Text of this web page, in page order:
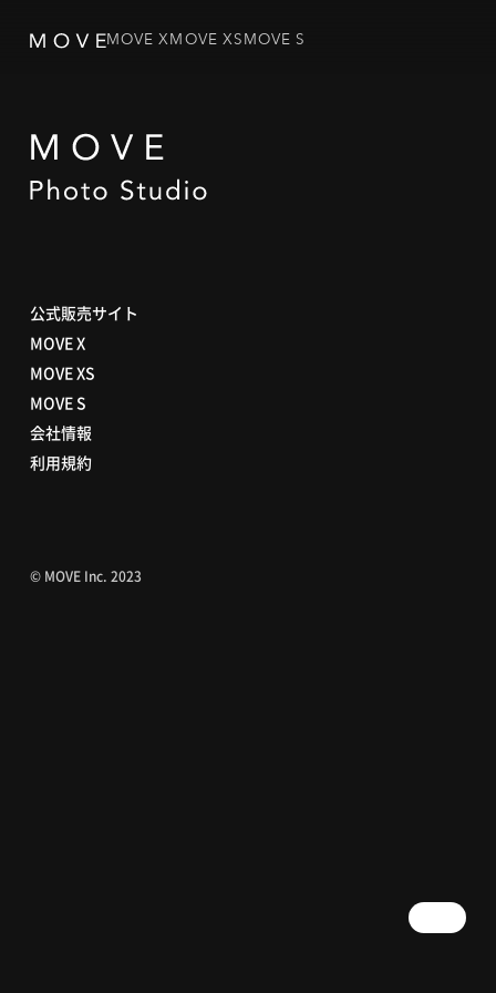
MOVE XMOVE XSMOVE S
公式販売サイト
MOVE X
MOVE XS
MOVE S
会社情報
利用規約
© MOVE Inc. 2023